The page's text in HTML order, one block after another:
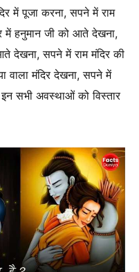
में पूजा करना, सपने में राम
में हनुमान जी को आते देखना,
देखना, सपने में राम मंदिर की
वाला मंदिर देखना, सपने में
इन सभी अवस्थाओं को विस्तार